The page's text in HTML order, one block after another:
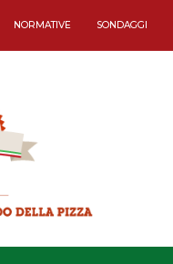
NORMATIVE SONDAGGI